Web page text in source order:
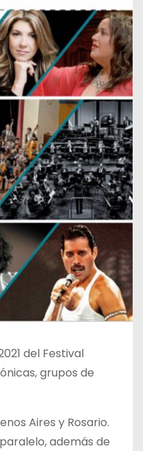
del Festival
grupos de
Aires y Rosario.
además de